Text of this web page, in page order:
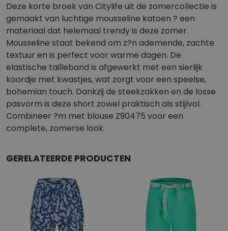
Deze korte broek van Citylife uit de zomercollectie is
gemaakt van luchtige mousseline katoen ? een
materiaal dat helemaal trendy is deze zomer.
Mousseline staat bekend om z?n ademende, zachte
textuur en is perfect voor warme dagen. De
elastische tailleband is afgewerkt met een sierlijk
koordje met kwastjes, wat zorgt voor een speelse,
bohemian touch. Dankzij de steekzakken en de losse
pasvorm is deze short zowel praktisch als stijlvol.
Combineer ?m met blouse Z90475 voor een
complete, zomerse look.
GERELATEERDE PRODUCTEN